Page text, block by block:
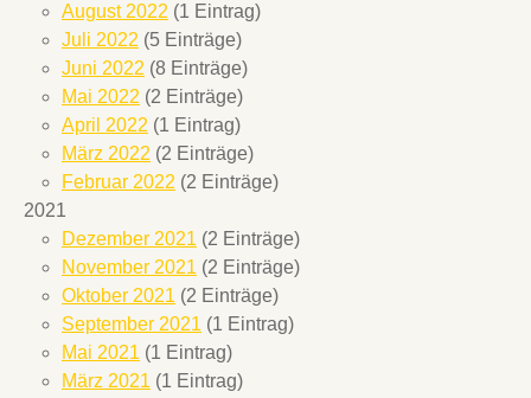
August 2022 (1 Eintrag)
Juli 2022 (5 Einträge)
Juni 2022 (8 Einträge)
Mai 2022 (2 Einträge)
April 2022 (1 Eintrag)
März 2022 (2 Einträge)
Februar 2022 (2 Einträge)
2021
Dezember 2021 (2 Einträge)
November 2021 (2 Einträge)
Oktober 2021 (2 Einträge)
September 2021 (1 Eintrag)
Mai 2021 (1 Eintrag)
März 2021 (1 Eintrag)